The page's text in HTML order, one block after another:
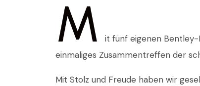
M
it fünf eigenen Bentley-
einmaliges Zusammentreffen der
Mit Stolz und Freude haben wir